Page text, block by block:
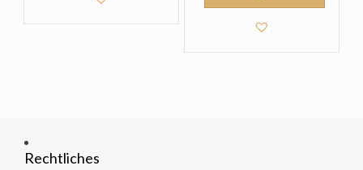
Rechtliches